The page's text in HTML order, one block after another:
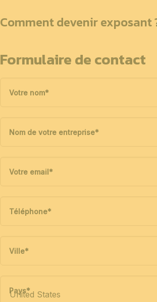
Comment devenir exposant
Formulaire de contact
Votre nom*
Nom de votre entreprise*
Votre email*
Téléphone*
Ville*
Pays*